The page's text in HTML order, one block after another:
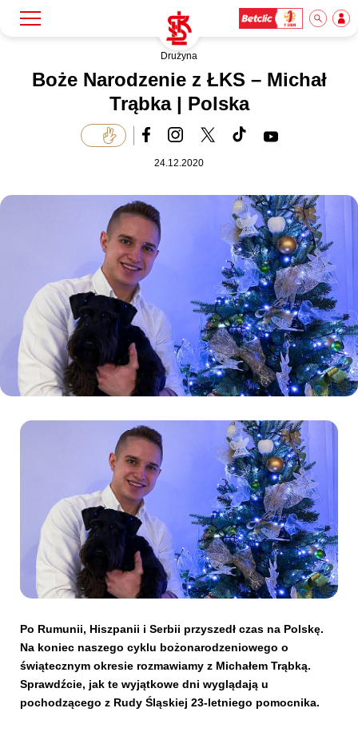
Klub
Biznes
Dla mediów
Kibice
SKLEP KUP BILET
Drużyna
Boże Narodzenie z ŁKS – Michał
Trąbka | Polska
24.12.2020
Po Rumunii, Hiszpanii i Serbii przyszedł czas na Polskę.
Na koniec naszego cyklu bożonarodzeniowego o
świątecznym okresie rozmawiamy z Michałem Trąbką.
Sprawdźcie, jak te wyjątkowe dni wyglądają u
pochodzącego z Rudy Śląskiej 23-letniego pomocnika.